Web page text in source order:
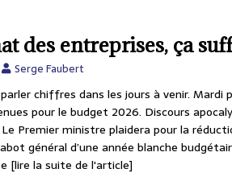
des entreprises, ça
Serge Faubert
chiffres dans les jours à venir. Mardi
pour le budget 2026. Discours
Premier ministre plaidera pour la
général d’une année blanche
[lire la suite de l'article]